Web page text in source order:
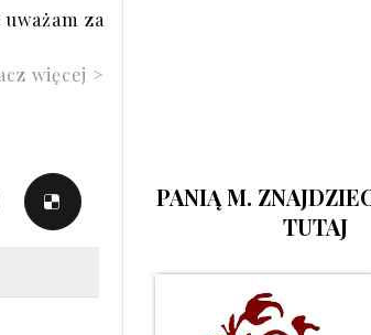
za
więcej >
PANIĄ M.
TUTAJ